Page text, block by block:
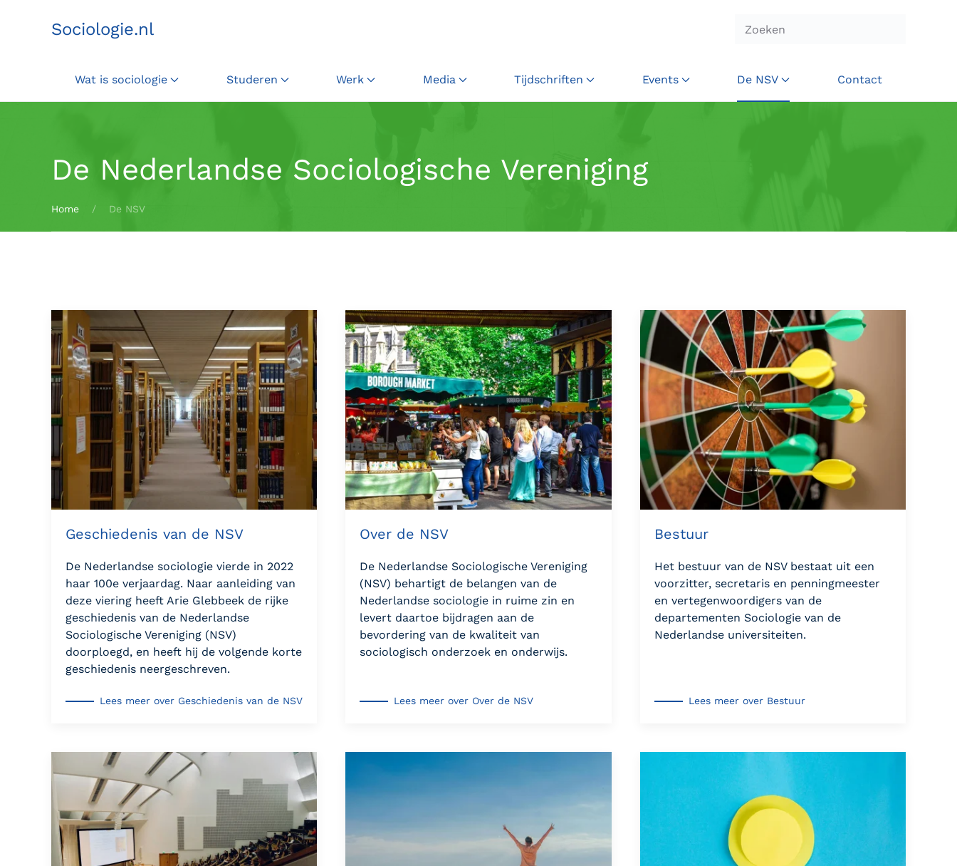
Terug naar hoofdinhoud
Sociologie.nl
Wat is sociologie Studeren Werk Media Tijdschriften Events De NSV Contact
De Nederlandse Sociologische Vereniging
Home De NSV
Geschiedenis van de NSV
De Nederlandse sociologie vierde in 2022
haar 100e verjaardag. Naar aanleiding van
deze viering heeft Arie Glebbeek de rijke
geschiedenis van de Nederlandse
Sociologische Vereniging (NSV)
doorploegd, en heeft hij de volgende korte
geschiedenis neergeschreven.
Lees meer over Geschiedenis van de NSV
Over de NSV
De Nederlandse Sociologische Vereniging
(NSV) behartigt de belangen van de
Nederlandse sociologie in ruime zin en
levert daartoe bijdragen aan de
bevordering van de kwaliteit van
sociologisch onderzoek en onderwijs.
Lees meer over Over de NSV
Bestuur
Het bestuur van de NSV bestaat uit een
voorzitter, secretaris en penningmeester
en vertegenwoordigers van de
departementen Sociologie van de
Nederlandse universiteiten.
Lees meer over Bestuur